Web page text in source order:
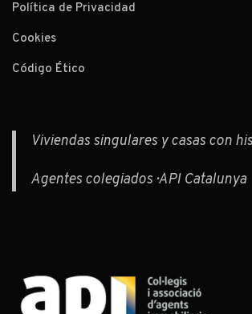
Política de Privacidad
Cookies
Código Ético
Viviendas singulares y casas con
Agentes colegiados · API Catalunya